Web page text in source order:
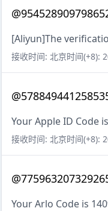
[Aliyun]The
接收时间: 北京时间(+8):
Your Apple ID Code
接收时间: 北京时间(+8):
Your Arlo Code is